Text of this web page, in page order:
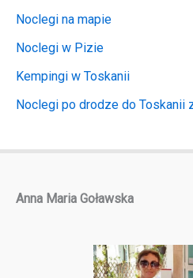
Noclegi na mapie
Noclegi w Pizie
Kempingi w Toskanii
Noclegi po drodze do Toskanii
Anna Maria Goławska